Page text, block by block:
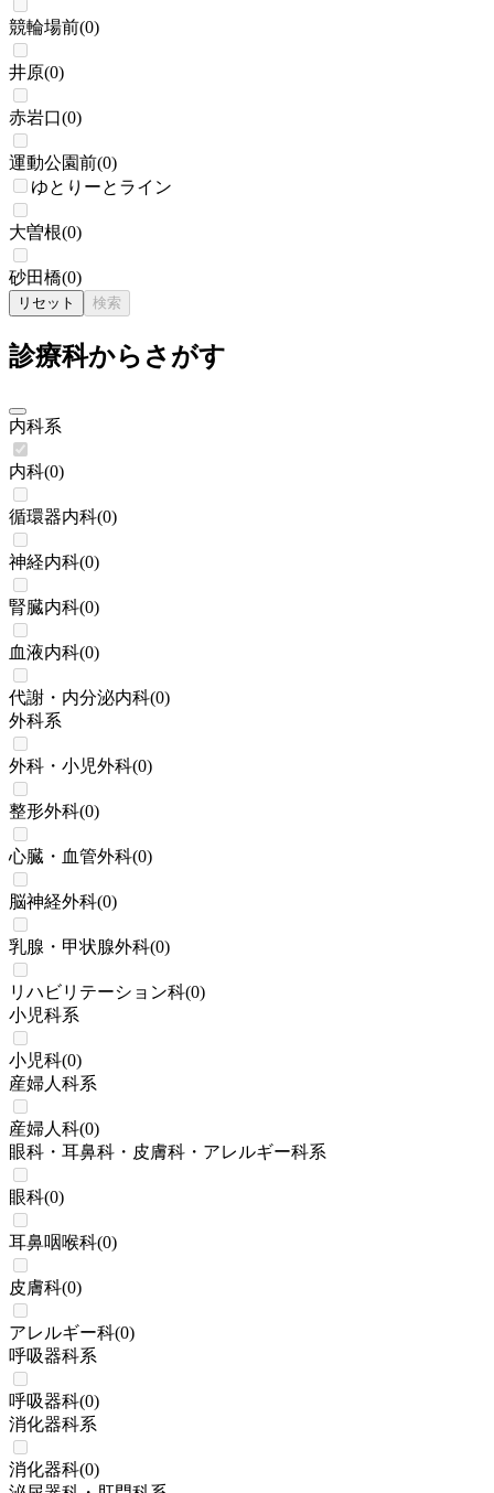
競輪場前(0)
井原(0)
赤岩口(0)
運動公園前(0)
ゆとりーとライン
大曽根(0)
砂田橋(0)
リセット 検索
診療科からさがす
内科系
内科(0)
循環器内科(0)
神経内科(0)
腎臓内科(0)
血液内科(0)
代謝・内分泌内科(0)
外科系
外科・小児外科(0)
整形外科(0)
心臓・血管外科(0)
脳神経外科(0)
乳腺・甲状腺外科(0)
リハビリテーション科(0)
小児科系
小児科(0)
産婦人科系
産婦人科(0)
眼科・耳鼻科・皮膚科・アレルギー科系
眼科(0)
耳鼻咽喉科(0)
皮膚科(0)
アレルギー科(0)
呼吸器科系
呼吸器科(0)
消化器科系
消化器科(0)